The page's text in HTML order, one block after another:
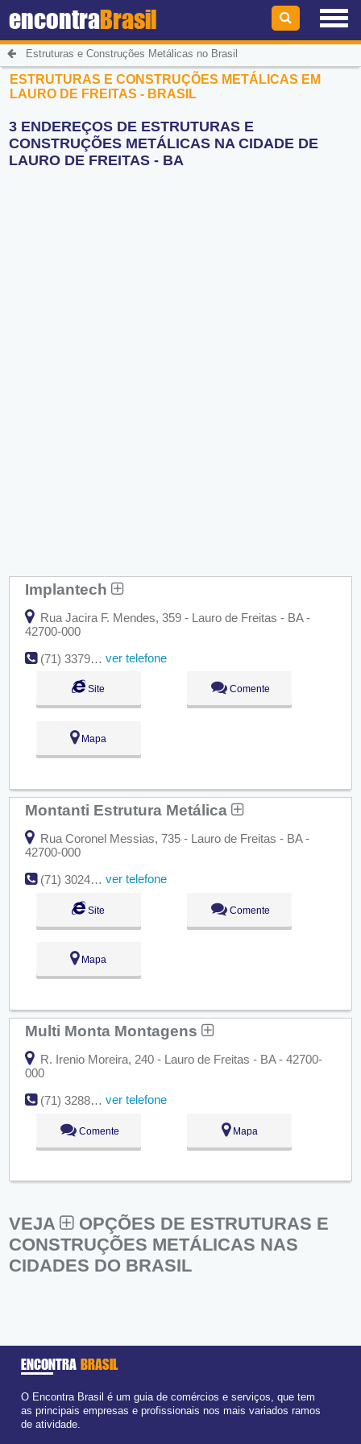
encontraBrasil
Estruturas e Construções Metálicas no Brasil
ESTRUTURAS E CONSTRUÇÕES METÁLICAS EM
LAURO DE FREITAS - BRASIL
3 ENDEREÇOS DE ESTRUTURAS E
CONSTRUÇÕES METÁLICAS NA CIDADE DE
LAURO DE FREITAS - BA
Implantech
Rua Jacira F. Mendes, 359 - Lauro de Freitas - BA -
42700-000
(71) 3379-3603 / (71) 3369-0694 / (71) 9203-0636
ver telefone
Site Comente
Mapa
Montanti Estrutura Metálica
Rua Coronel Messias, 735 - Lauro de Freitas - BA -
42700-000
(71) 3024-5978 / (71) 3024-5975 / (71) 8824-5978
ver telefone
Site Comente
Mapa
Multi Monta Montagens
R. Irenio Moreira, 240 - Lauro de Freitas - BA - 42700-
000
(71) 3288-1273
ver telefone
Comente Mapa
VEJA
OPÇÕES DE ESTRUTURAS E
CONSTRUÇÕES METÁLICAS NAS
CIDADES DO BRASIL
ENCONTRA BRASIL
O Encontra Brasil é um guia de comércios e serviços, que tem
as principais empresas e profissionais nos mais variados ramos
de atividade.